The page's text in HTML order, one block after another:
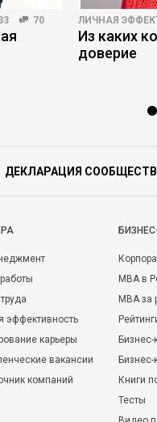
70 ЛИЧНАЯ
Из каких
доверие
ДЕКЛАРАЦИЯ
эффективность
карьеры
вакансии
компаний
MBA в
MBA
Бизнес-
Книги
Тесты